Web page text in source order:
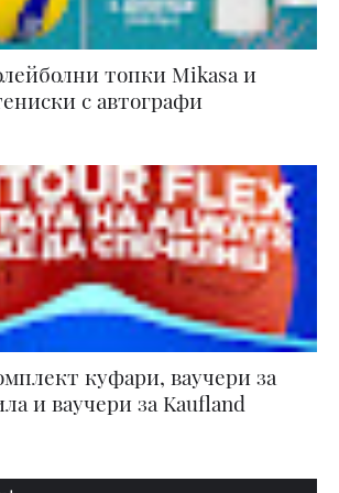
топки Mikasa и
с автографи
куфари, ваучери за
и ваучери за Kaufland